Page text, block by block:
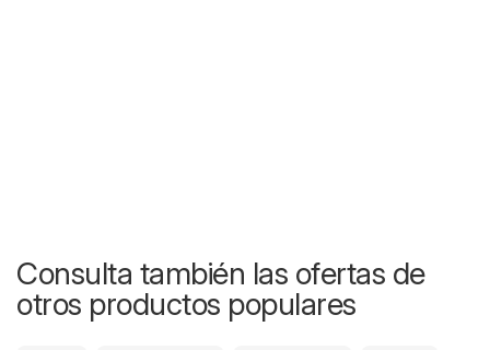
Consulta también las ofertas de
otros productos populares